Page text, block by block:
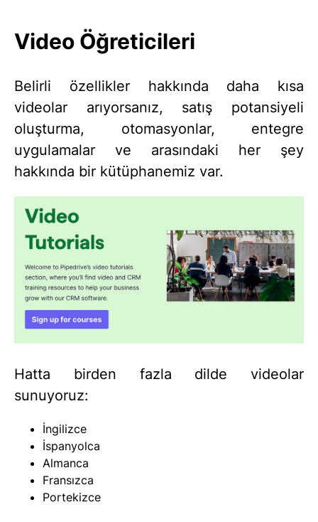
Video Öğreticileri
Belirli özellikler hakkında daha kısa
videolar arıyorsanız, satış potansiyeli
oluşturma, otomasyonlar, entegre
uygulamalar ve arasındaki her şey
hakkında bir kütüphanemiz var.
Hatta birden fazla dilde videolar
sunuyoruz:
İngilizce
İspanyolca
Almanca
Fransızca
Portekizce